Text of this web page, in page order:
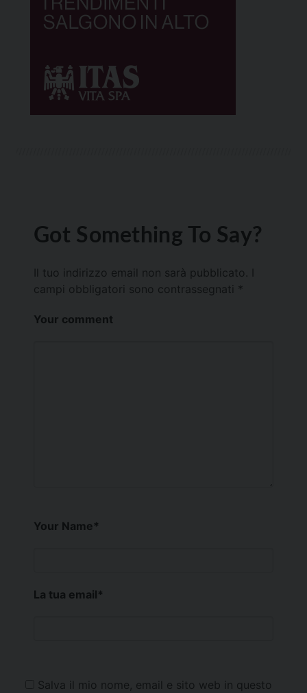
Got Something To Say?
Il tuo indirizzo email non sarà pubblicato.
campi obbligatori sono contrassegnati *
Your comment
Your Name*
La tua email*
Salva il mio nome, email e sito web in questo